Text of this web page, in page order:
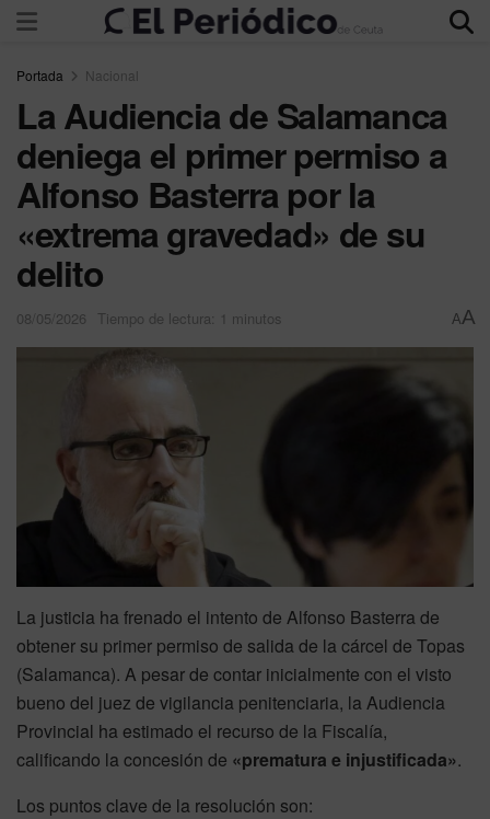
Portada Nacional
La Audiencia de Salamanca
deniega el primer permiso a
Alfonso Basterra por la
«extrema gravedad» de su
delito
08/05/2026 Tiempo de lectura: 1 minutos AA
La justicia ha frenado el intento de Alfonso Basterra de
obtener su primer permiso de salida de la cárcel de Topas
(Salamanca). A pesar de contar inicialmente con el visto
bueno del juez de vigilancia penitenciaria, la Audiencia
Provincial ha estimado el recurso de la Fiscalía,
calificando la concesión de «prematura e injustificada».
Los puntos clave de la resolución son: